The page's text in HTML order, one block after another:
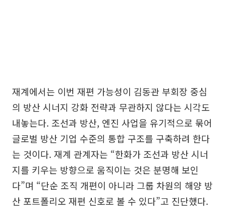
재계에서는 이번 재편 가능성이 김동관 부회장 중심
의 방산 시너지 강화 전략과 무관하지 않다는 시각도
내놓는다. 조선과 방산, 엔진 사업을 유기적으로 묶어
글로벌 방산 기업 수준의 통합 구조를 구축하려 한다
는 것이다. 재계 관계자는 “한화가 조선과 방산 시너
지를 키우는 방향으로 움직이는 것은 분명해 보인
다”며 “단순 조직 개편이 아니라 그룹 차원의 해양 방
산 포트폴리오 재편 신호로 볼 수 있다”고 진단했다.